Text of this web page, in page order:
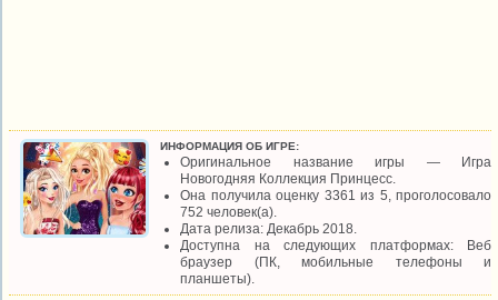
ИНФОРМАЦИЯ ОБ ИГРЕ:
Оригинальное название игры — Игра
Новогодняя Коллекция Принцесс.
Она получила оценку 3361 из 5, проголосовало
752 человек(а).
Дата релиза: Декабрь 2018.
Доступна на следующих платформах: Веб
браузер (ПК, мобильные телефоны и
планшеты).